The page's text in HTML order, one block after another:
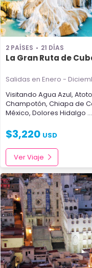
2 PAÍSES 21 DÍAS
La Gran Ruta de
Salidas en Enero -
Visitando Agua Azul,
Champotón, Chiapa de
México, Dolores Hidalgo
$3,220 USD
Ver Viaje